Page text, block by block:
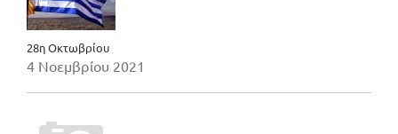
28η Οκτωβρίου
4 Νοεμβρίου 2021